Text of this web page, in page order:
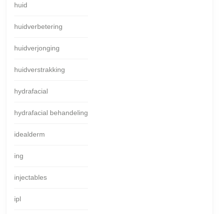
huid
huidverbetering
huidverjonging
huidverstrakking
hydrafacial
hydrafacial behandeling
idealderm
ing
injectables
ipl